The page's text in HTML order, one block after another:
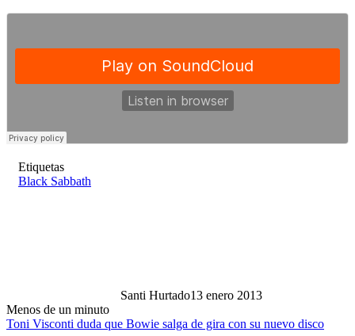
Etiquetas
Black Sabbath
Santi Hurtado13 enero 2013
Menos de un minuto
Toni Visconti duda que Bowie salga de gira con su nuevo disco